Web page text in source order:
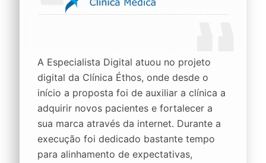
A Especialista Digital atuou no projeto
digital da Clínica Éthos, onde desde o
início a proposta foi de auxiliar a clínica a
adquirir novos pacientes e fortalecer a
sua marca através da internet. Durante a
execução foi dedicado bastante tempo
para alinhamento de expectativas,